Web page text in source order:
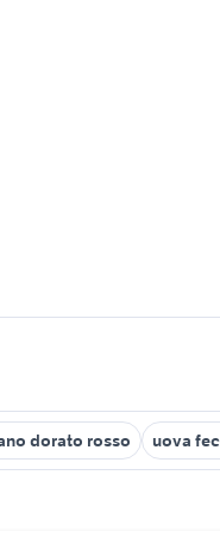
dorato rosso uova